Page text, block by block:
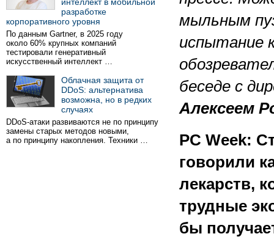
разработке
корпоративного уровня
По данным Gartner, в 2025 году
около 60% крупных компаний
тестировали генеративный
искусственный интеллект …
Облачная защита от
DDoS: альтернатива
возможна, но в редких
случаях
DDoS-атаки развиваются не по принципу
замены старых методов новыми,
а по принципу накопления. Техники …
мыльным
испытание
беседе с
Алексеем
PC Week:
говорили
лекарств,
трудные
бы